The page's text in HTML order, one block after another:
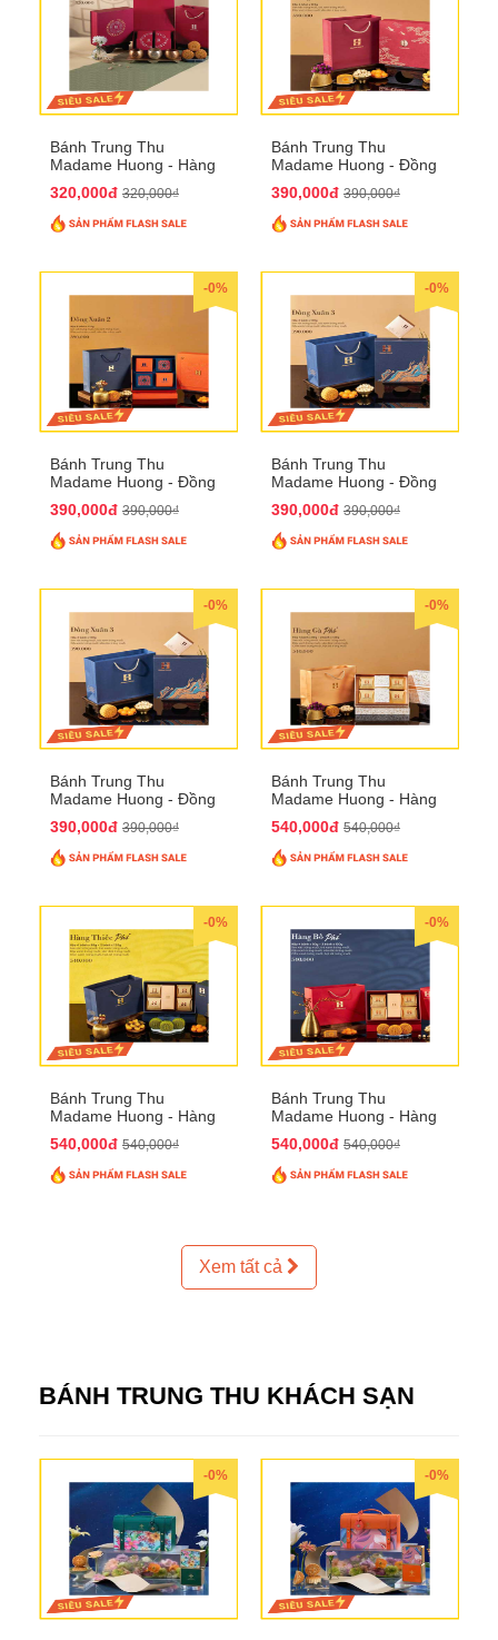
Bánh Trung Thu
Madame Huong - Hàng
320,000đ 320,000₫
Bánh Trung Thu
Madame Huong - Đồng
390,000đ 390,000₫
-0%
Bánh Trung Thu
Madame Huong - Đồng
390,000đ 390,000₫
-0%
Bánh Trung Thu
Madame Huong - Đồng
390,000đ 390,000₫
-0%
Bánh Trung Thu
Madame Huong - Đồng
390,000đ 390,000₫
-0%
Bánh Trung Thu
Madame Huong - Hàng
540,000đ 540,000₫
-0%
Bánh Trung Thu
Madame Huong - Hàng
540,000đ 540,000₫
-0%
Bánh Trung Thu
Madame Huong - Hàng
540,000đ 540,000₫
Xem tất cả
BÁNH TRUNG THU KHÁCH SẠN
-0% -0%